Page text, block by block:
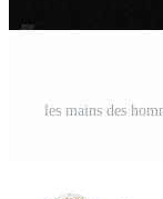
les mains des